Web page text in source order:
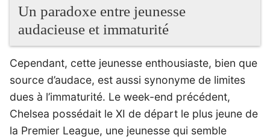
Un paradoxe entre jeunesse
audacieuse et immaturité
Cependant, cette jeunesse enthousiaste, bien que
source d’audace, est aussi synonyme de limites
dues à l’immaturité. Le week-end précédent,
Chelsea possédait le XI de départ le plus jeune de
la Premier League, une jeunesse qui semble